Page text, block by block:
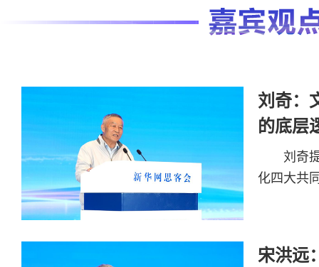
刘奇：
的底层
刘奇
化四大共
宋洪远